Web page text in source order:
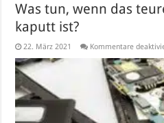
Was tun, wenn das
kaputt ist?
22. März 2021 Kommentare